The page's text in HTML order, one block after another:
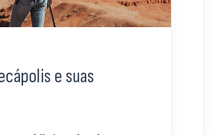
e suas